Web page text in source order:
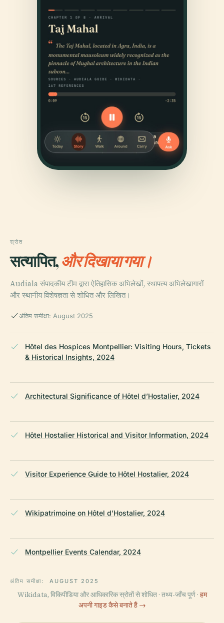
स्रोत
सत्यापित,और दिखाया गया।
Audiala संपादकीय टीम द्वारा ऐतिहासिक अभिलेखों, स्थापत्य अभिलेखागारों
और स्थानीय विशेषज्ञता से शोधित और लिखित।
अंतिम समीक्षा: August 2025
Hôtel des Hospices Montpellier: Visiting Hours, Tickets
& Historical Insights, 2024
Architectural Significance of Hôtel d’Hostalier, 2024
Hôtel Hostalier Historical and Visitor Information, 2024
Visitor Experience Guide to Hôtel Hostalier, 2024
Wikipatrimoine on Hôtel d’Hostalier, 2024
Montpellier Events Calendar, 2024
अंतिम समीक्षा: AUGUST 2025
Wikidata, विकिपीडिया और आधिकारिक स्रोतों से शोधित · तथ्य-जाँच पूर्ण · हम
अपनी गाइड कैसे बनाते हैं →